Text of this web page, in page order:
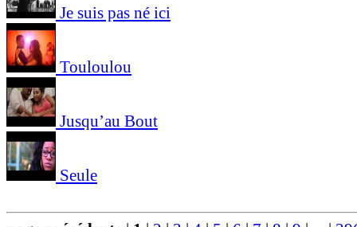
Je suis pas né ici
Touloulou
Jusqu’au Bout
Seule